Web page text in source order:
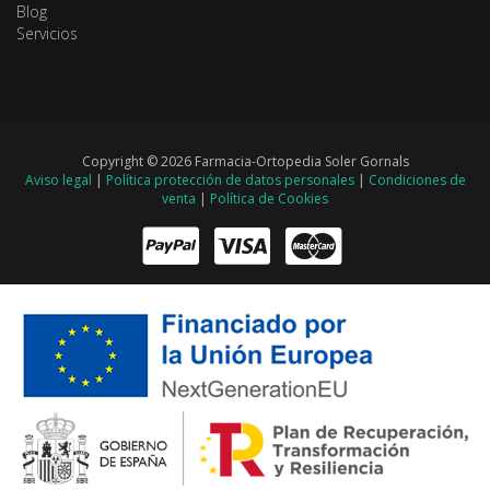
Blog
Servicios
Copyright © 2026 Farmacia-Ortopedia Soler Gornals
Aviso legal | Política protección de datos personales| Condiciones de
venta | Política de Cookies